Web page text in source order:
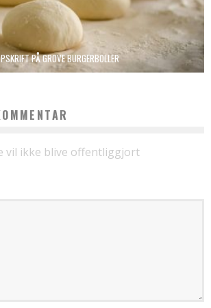
PÅ GROVE BURGERBOLLER
vil ikke blive offentliggjort